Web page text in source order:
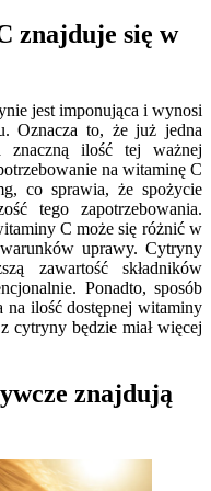
znajduje się w
jest imponująca i wynosi
Oznacza to, że już jedna
znaczną ilość tej ważnej
na witaminę C
co sprawia, że spożycie
tego zapotrzebowania.
C może się różnić w
uprawy. Cytryny
zawartość składników
Ponadto, sposób
ilość dostępnej witaminy
cytryny będzie miał więcej
znajdują